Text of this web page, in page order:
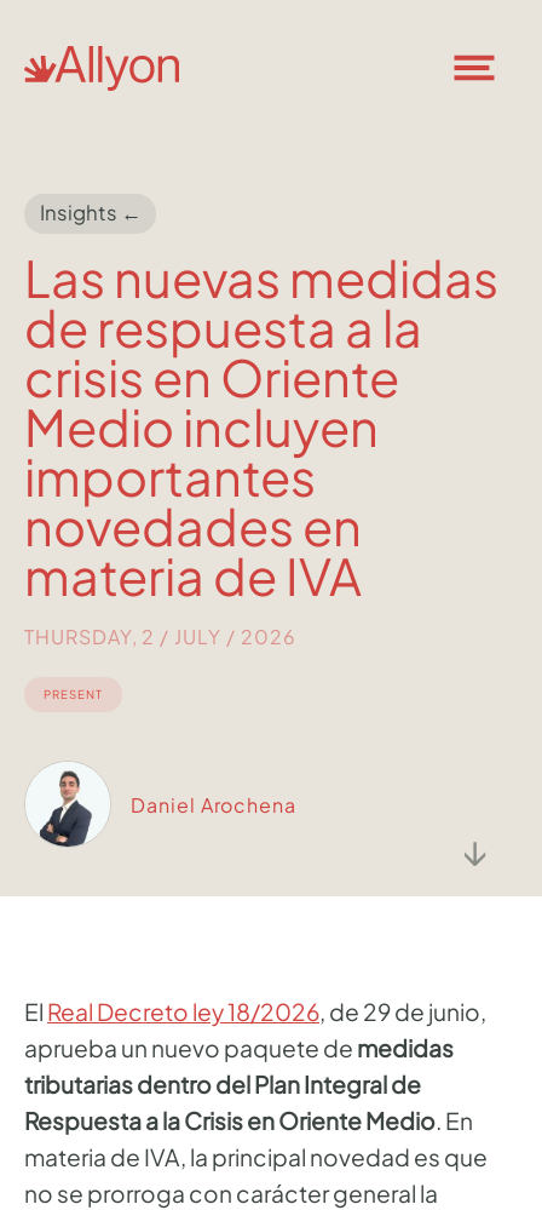
↓
Insights ←
Las nuevas medidas
de respuesta a la
crisis en Oriente
Medio incluyen
importantes
novedades en
materia de IVA
THURSDAY, 2 / JULY / 2026
PRESENT
Daniel Arochena
El Real Decreto ley 18/2026, de 29 de junio,
aprueba un nuevo paquete de medidas
tributarias dentro del Plan Integral de
Respuesta a la Crisis en Oriente Medio. En
materia de IVA, la principal novedad es que
no se prorroga con carácter general la